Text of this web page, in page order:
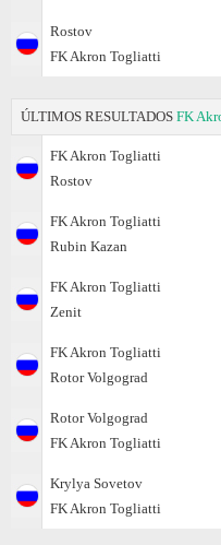
Rostov
FK Akron Togliatti
ÚLTIMOS RESULTADOS FK
FK Akron Togliatti
Rostov
FK Akron Togliatti
Rubin Kazan
FK Akron Togliatti
Zenit
FK Akron Togliatti
Rotor Volgograd
Rotor Volgograd
FK Akron Togliatti
Krylya Sovetov
FK Akron Togliatti